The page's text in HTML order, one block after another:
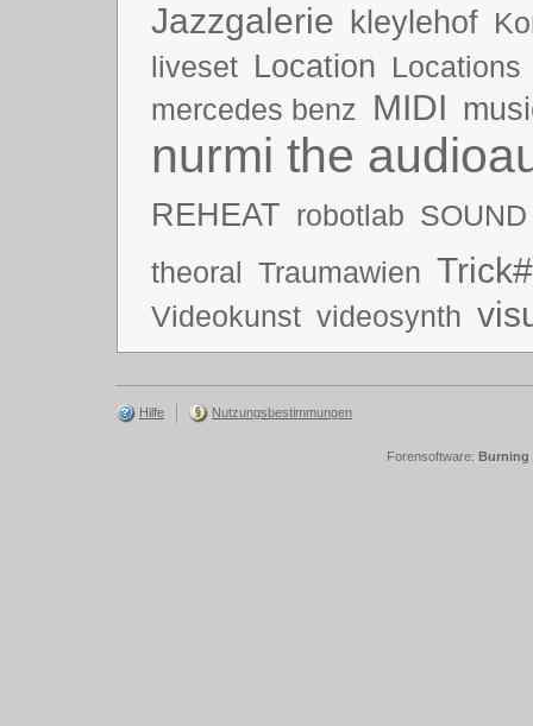
Jazzgalerie kleylehof
liveset Location Locations
mercedes benz MIDI
nurmi the
REHEAT robotlab SOUND
theoral Traumawien
Videokunst videosynth
Hilfe Nutzungsbestimmungen
Forensoftware: Burning